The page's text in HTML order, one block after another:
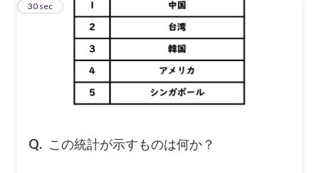
Q. この統計が示すものは何か？
17
30 sec